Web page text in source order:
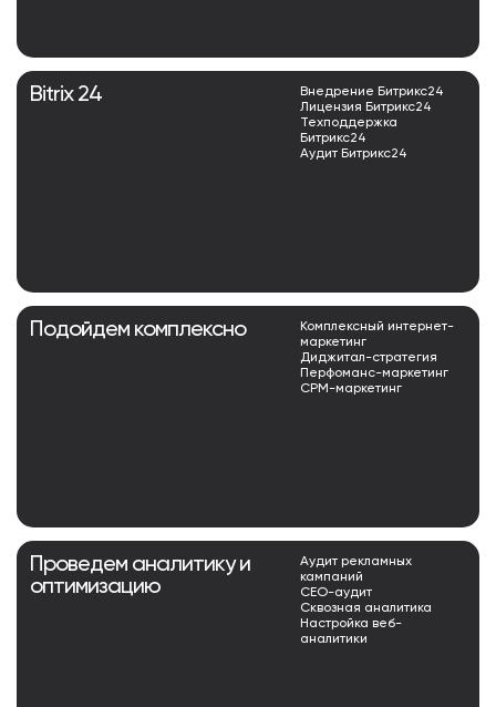
Bitrix 24
Внедрение Битрикс24
Лицензия Битрикс24
Техподдержка
Битрикс24
Аудит Битрикс24
Подойдем комплексно
Комплексный интернет-
маркетинг
Диджитал-стратегия
Перфоманс-маркетинг
СРМ-маркетинг
Проведем аналитику и
оптимизацию
Аудит рекламных
кампаний
СЕО-аудит
Сквозная аналитика
Настройка веб-
аналитики